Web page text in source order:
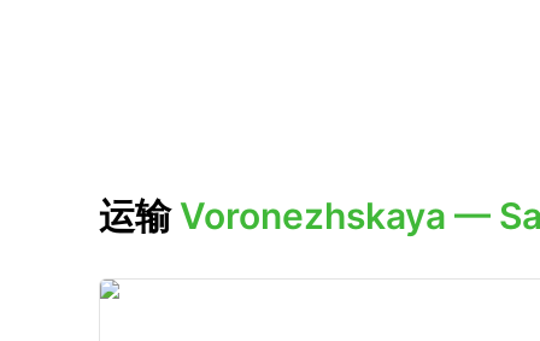
运输Voronezhskaya —